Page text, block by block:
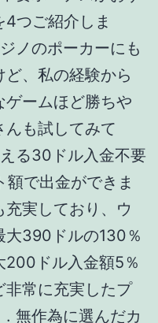
390ドルの130％
ドル入金額5％
常に充実したプ
無作為に選んだカ
るわけではあり
期的に運営中のオ
利用者向けに厳
ピン特典は、キャ
スにログインし
」をクリックして
て美しいフォトブ
. カジ旅はRPG風